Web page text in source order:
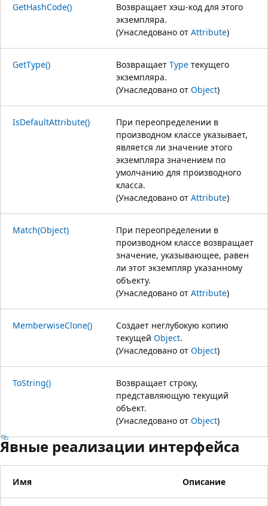
GetHashCode()
Возвращает хэш-код для этого
экземпляра.
(Унаследовано от Attribute)
GetType() Возвращает Type текущего
экземпляра.
(Унаследовано от Object)
IsDefaultAttribute()
При переопределении в
производном классе указывает,
является ли значение этого
экземпляра значением по
умолчанию для производного
класса.
(Унаследовано от Attribute)
Match(Object)
При переопределении в
производном классе возвращает
значение, указывающее, равен
ли этот экземпляр указанному
объекту.
(Унаследовано от Attribute)
MemberwiseClone()
Создает неглубокую копию
текущей Object.
(Унаследовано от Object)
ToString()
Возвращает строку,
представляющую текущий
объект.
(Унаследовано от Object)
Явные реализации интерфейса
Имя Описание